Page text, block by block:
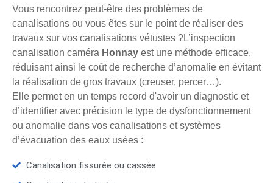
Vous rencontrez peut-être des problèmes de
canalisations ou vous êtes sur le point de réaliser des
travaux sur vos canalisations vétustes ?L’inspection
canalisation caméra Honnay est une méthode efficace,
réduisant ainsi le coût de recherche d’anomalie en évitant
la réalisation de gros travaux (creuser, percer…).
Elle permet en un temps record d'avoir un diagnostic et
d’identifier avec précision le type de dysfonctionnement
ou anomalie dans vos canalisations et systèmes
d’évacuation des eaux usées :
Canalisation fissurée ou cassée